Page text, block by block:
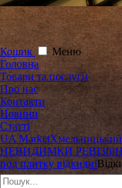
Кошик
Меню
Головна
Товари та послуги
Про нас
Контакти
Новини
Статті
UA MarketХмельницький
НЕВИДИМКИ
под плитку відкидні